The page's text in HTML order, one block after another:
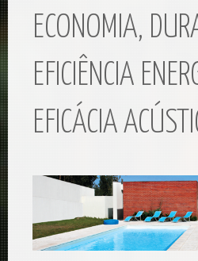
ECONOMIA,
EFICIÊNCIA
EFICÁCIA